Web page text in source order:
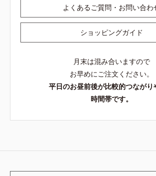
よくあるご質問・お問い合わ
ショッピングガイド
月末は混み合いますので
お早めにご注文ください。
平日のお昼前後が比較的つながり
時間帯です。